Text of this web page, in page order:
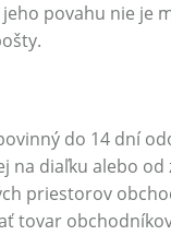
povahu nie je
do 14 dní
na diaľku alebo od
priestorov
tovar